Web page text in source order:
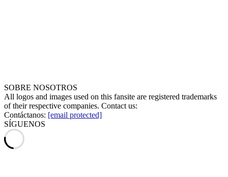
SOBRE NOSOTROS
All logos and images used on this fansite are registered trademarks
of their respective companies. Contact us:
Contáctanos: [email protected]
SÍGUENOS